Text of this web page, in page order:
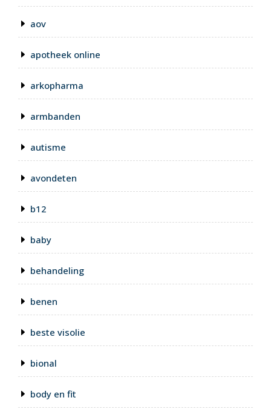
aov
apotheek online
arkopharma
armbanden
autisme
avondeten
b12
baby
behandeling
benen
beste visolie
bional
body en fit